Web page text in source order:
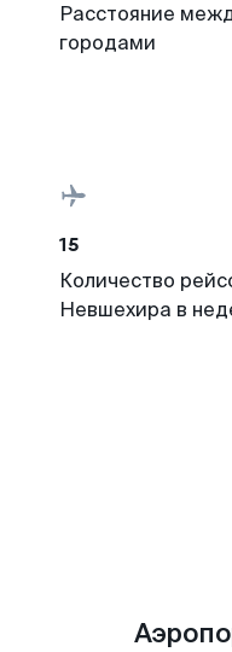
Расстояние
городами
15
Количество
Невшехира в